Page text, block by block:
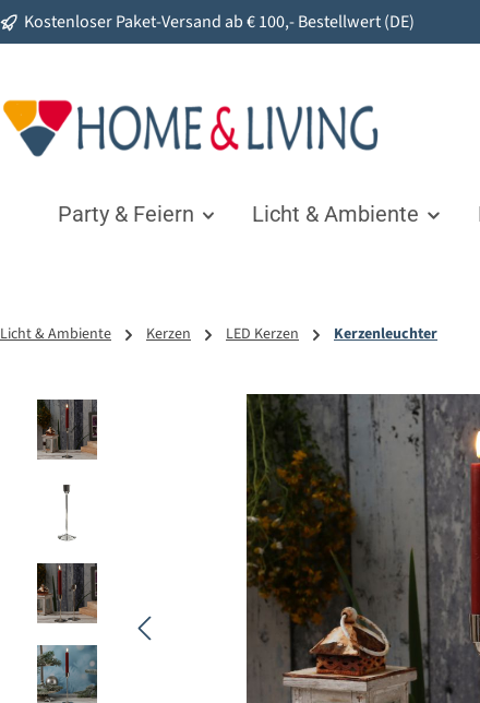
Zur Hauptnavigation springen
Kostenloser Paket-Versand ab € 100,- Bestellwert (DE)
Party & Feiern Licht & Ambiente
Licht & Ambiente Kerzen LED Kerzen Kerzenleuchter
Bildergalerie überspringen